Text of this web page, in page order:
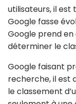
utilisateurs, il est
Google fasse
Google prend
déterminer le
Google faisant
recherche, il est
le classement